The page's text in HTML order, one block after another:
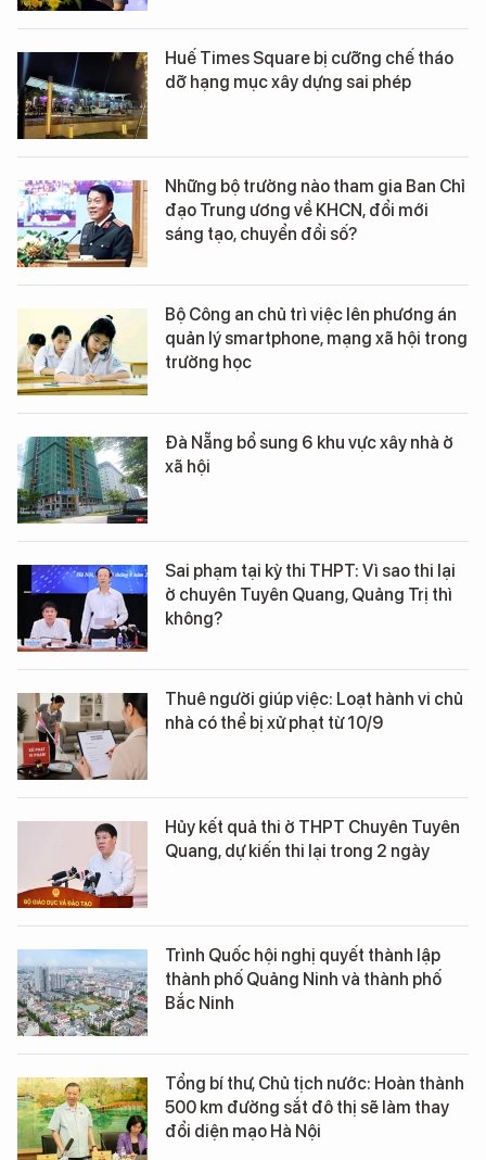
Huế Times Square bị cưỡng chế tháo
dỡ hạng mục xây dựng sai phép
Những bộ trưởng nào tham gia Ban Chỉ
đạo Trung ương về KHCN, đổi mới
sáng tạo, chuyển đổi số?
Bộ Công an chủ trì việc lên phương án
quản lý smartphone, mạng xã hội trong
trường học
Đà Nẵng bổ sung 6 khu vực xây nhà ở
xã hội
Sai phạm tại kỳ thi THPT: Vì sao thi lại
ở chuyên Tuyên Quang, Quảng Trị thì
không?
Thuê người giúp việc: Loạt hành vi chủ
nhà có thể bị xử phạt từ 10/9
Hủy kết quả thi ở THPT Chuyên Tuyên
Quang, dự kiến thi lại trong 2 ngày
Trình Quốc hội nghị quyết thành lập
thành phố Quảng Ninh và thành phố
Bắc Ninh
Tổng bí thư, Chủ tịch nước: Hoàn thành
500 km đường sắt đô thị sẽ làm thay
đổi diện mạo Hà Nội